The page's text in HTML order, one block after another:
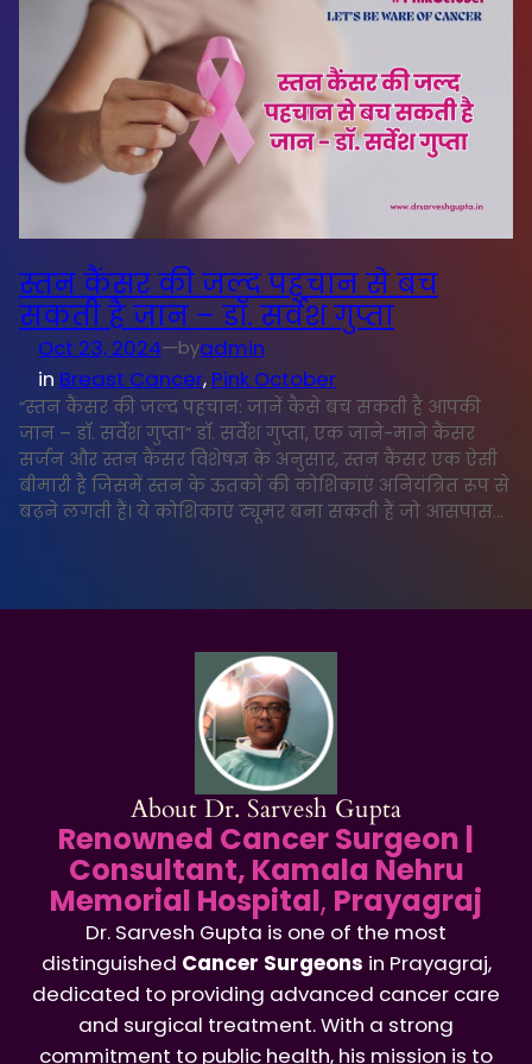
स्तन कैंसर की जल्द पहचान से बच
सकती है जान – डॉ. सर्वेश गुप्ता
Oct 23, 2024—byadmin
in Breast Cancer, Pink October
“स्तन कैंसर की जल्द पहचान: जानें कैसे बच सकती है आपकी
जान – डॉ. सर्वेश गुप्ता” डॉ. सर्वेश गुप्ता, एक जाने-माने कैंसर
सर्जन और स्तन कैंसर विशेषज्ञ के अनुसार, स्तन कैंसर एक ऐसी
बीमारी है जिसमें स्तन के ऊतकों की कोशिकाएं अनियंत्रित रूप से
बढ़ने लगती हैं। ये कोशिकाएं ट्यूमर बना सकती हैं जो आसपास…
About Dr. Sarvesh Gupta
Renowned Cancer Surgeon |
Consultant, Kamala Nehru
Memorial Hospital, Prayagraj
Dr. Sarvesh Gupta is one of the most
distinguished Cancer Surgeons in Prayagraj,
dedicated to providing advanced cancer care
and surgical treatment. With a strong
commitment to public health, his mission is to